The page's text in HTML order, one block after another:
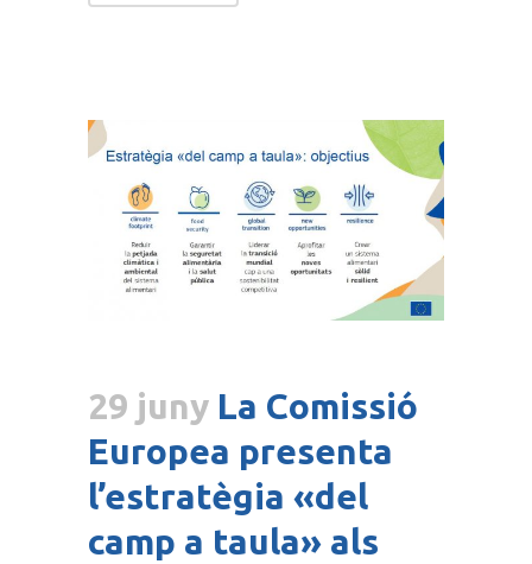
29 juny La Comissió
Europea presenta
l’estratègia «del
camp a taula» als